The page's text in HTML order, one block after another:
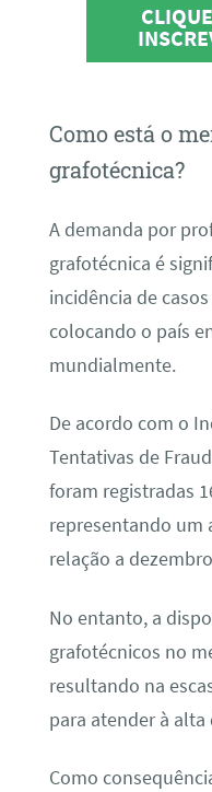
Como está o
grafotécnica?
A demanda por
grafotécnica é
incidência de
colocando o país
mundialmente.
De acordo com o
Tentativas de
foram registradas
representando um
relação a
No entanto, a
grafotécnicos no
resultando na
para atender à
Como